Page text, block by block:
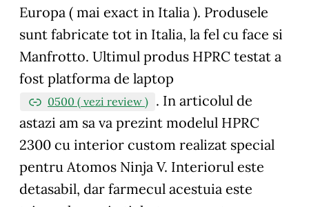
Europa ( mai exact in Italia ). Produsele
sunt fabricate tot in Italia, la fel cu face si
Manfrotto. Ultimul produs HPRC testat a
fost platforma de laptop
0500 ( vezi review ) . In articolul de
astazi am sa va prezint modelul HPRC
2300 cu interior custom realizat special
pentru Atomos Ninja V. Interiorul este
detasabil, dar farmecul acestuia este